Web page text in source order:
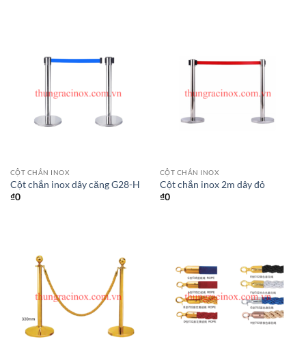
CỘT CHẮN INOX
Cột chắn inox dây căng G28-H
₫0
CỘT CHẮN INOX
Cột chắn inox 2m dây đỏ
₫0